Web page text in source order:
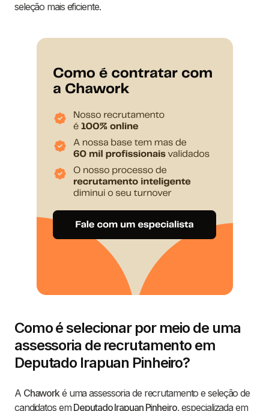
seleção mais eficiente.
Como é selecionar por meio de uma
assessoria de recrutamento em
Deputado Irapuan Pinheiro?
A Chaworké uma assessoria de recrutamento e seleção de
candidatos em Deputado Irapuan Pinheiro, especializada em